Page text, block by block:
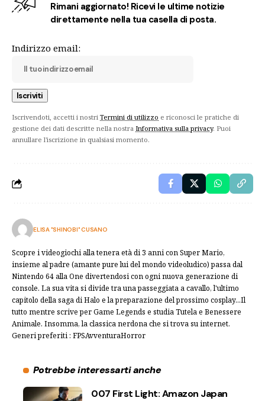
Rimani aggiornato! Ricevi le ultime notizie
direttamente nella tua casella di posta.
Indirizzo email:
Iscrivendoti, accetti i nostri Termini di utilizzo e riconosci le pratiche di
gestione dei dati descritte nella nostra Informativa sulla privacy. Puoi
annullare l'iscrizione in qualsiasi momento.
ELISA "SHINOBI" CUSANO
Scopre i videogiochi alla tenera età di 3 anni con Super Mario,
insieme al padre (amante pure lui del mondo videoludico) passa dal
Nintendo 64 alla One divertendosi con ogni nuova generazione di
console. La sua vita si divide tra una passeggiata a cavallo, l'ultimo
capitolo della saga di Halo e la preparazione del prossimo cosplay...Il
tutto mentre scrive per Game Legends e studia Tutela e Benessere
Animale. Insomma, la classica nerdona che si trova su internet.
Generi preferiti : FPSAvventuraHorror
Potrebbe interessarti anche
007 First Light: Amazon Japan